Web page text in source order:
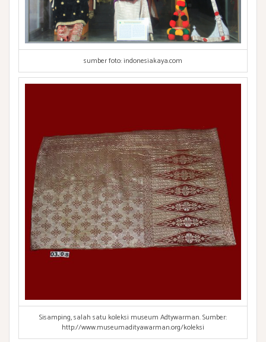
sumber foto: indonesiakaya.com
Sisamping, salah satu koleksi museum Adtywarman. Sumber:
http://www.museumadityawarman.org/koleksi